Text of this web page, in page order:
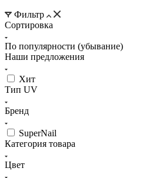
Фильтр
Сортировка
По популярности (убывание)
Наши предложения
Хит
Тип UV
Бренд
SuperNail
Категория товара
Цвет